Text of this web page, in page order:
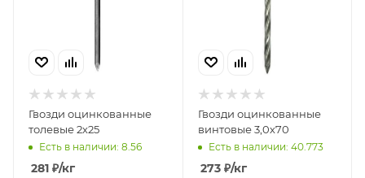
Гвозди оцинкованные
толевые 2х25
Есть в наличии: 8.56
281 ₽/кг
Гвозди оцинкованные
винтовые 3,0х70
Есть в наличии: 40.773
273₽/кг